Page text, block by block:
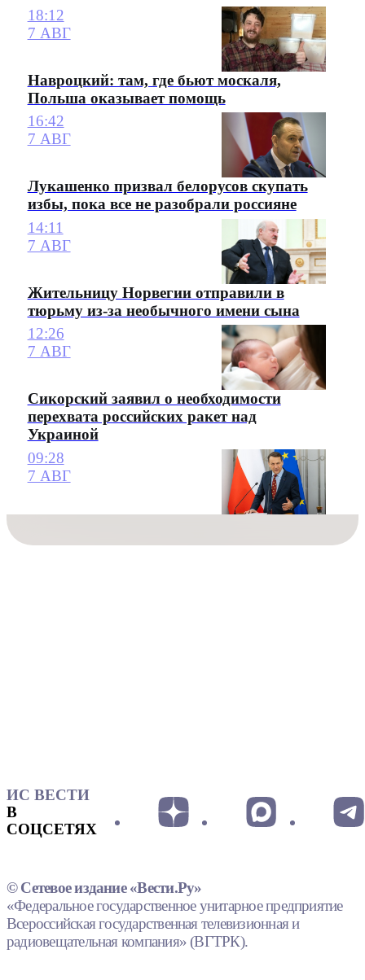
18:12
7 АВГ
Навроцкий: там, где бьют москаля,
Польша оказывает помощь
16:42
7 АВГ
Лукашенко призвал белорусов скупать
избы, пока все не разобрали россияне
14:11
7 АВГ
Жительницу Норвегии отправили в
тюрьму из-за необычного имени сына
12:26
7 АВГ
Сикорский заявил о необходимости
перехвата российских ракет над
Украиной
09:28
7 АВГ
ИС ВЕСТИ
В
СОЦСЕТЯХ
© Сетевое издание «Вести.Ру»
«Федеральное государственное унитарное предприятие
Всероссийская государственная телевизионная и
радиовещательная компания» (ВГТРК).